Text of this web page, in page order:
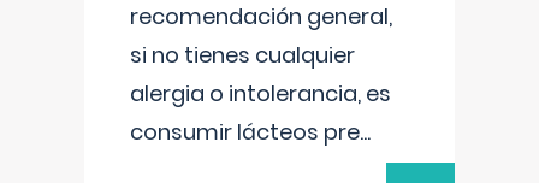
recomendación general,
si no tienes cualquier
alergia o intolerancia, es
consumir lácteos pre...